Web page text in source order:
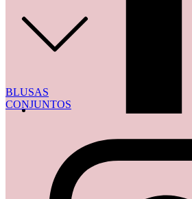
BLUSAS
CONJUNTOS